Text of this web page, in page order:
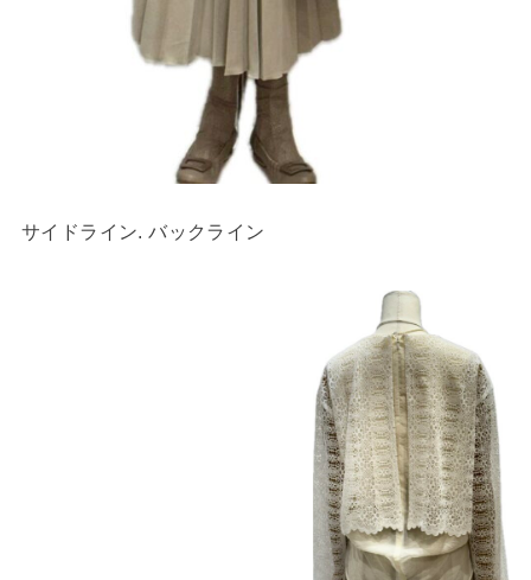
サイドライン. バックライン